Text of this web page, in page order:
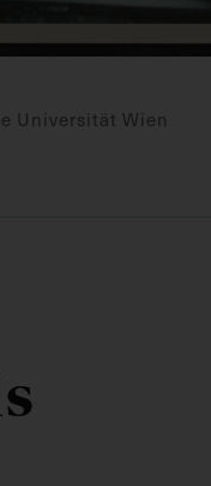
Universität Wien